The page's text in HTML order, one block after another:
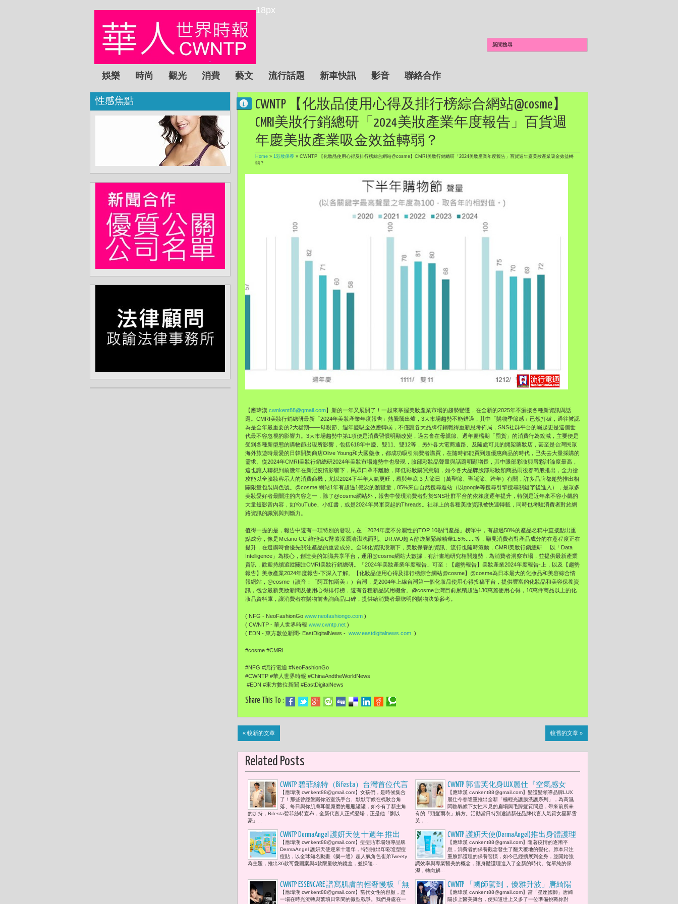
18px
娛樂 時尚 觀光 消費 藝文 流行話題 新車快訊 影音 聯絡合作
CWNTP 【化妝品使用心得及排行榜綜合網站@cosme】
CMRI美妝行銷總研「2024美妝產業年度報告」百貨週
年慶美妝產業吸金效益轉弱？
Home » 1彩妝保養 » CWNTP 【化妝品使用心得及排行榜綜合網站@cosme】CMRI美妝行銷總研「2024美妝產業年度報告」百貨週年慶美妝產業吸金效益轉
弱？
【應瑋漢 cwnkent88@gmail.com】新的一年又展開了！一起來掌握美妝產業市場的趨勢變遷，在全新的2025年不漏接各種新資訊與話
題。CMRI美妝行銷總研最新「2024年美妝產業年度報告」熱騰騰出爐，3大市場趨勢不能錯過，其中「購物季節感」已然打破，過往被認
為是全年最重要的2大檔期——母親節、週年慶吸金效應轉弱，不僅讓各大品牌行銷戰得重新思考佈局，SNS社群平台的崛起更是這個世
代最不容忽視的影響力。3大市場趨勢中第1項便是消費習慣明顯改變，過去會在母親節、週年慶檔期「囤貨」的消費行為銳減，主要便是
受到各種新型態的購物節出現所影響，包括618年中慶、雙11、雙12等，另外各大電商通路、及隨處可見的開架藥妝店，甚至是台灣民眾
海外旅遊時最愛的日韓開架商店Olive Young和大國藥妝，都成功吸引消費者購買，在隨時都能買到超優惠商品的時代，已失去大量採購的
需求。從2024年CMRI美妝行銷總研2024年美妝市場趨勢中也發現，臉部彩妝品聲量與話題明顯增長，其中眼部彩妝與唇彩討論度最高，
這也讓人聯想到前幾年在新冠疫情影響下，民眾口罩不離臉，降低彩妝購買意願，如今各大品牌臉部彩妝類商品雨後春筍般推出，全力搶
攻能以全臉妝容示人的消費商機，尤以2024下半年人氣更旺，應與年底３大節日（萬聖節、聖誕節、跨年）有關，許多品牌都趁勢推出相
關限量包裝與色號。@cosme 網站1年有超過1億次的瀏覽量，85%來自自然搜尋進站（以google等搜尋引擎搜尋關鍵字後進入），是眾多
美妝愛好者最關注的內容之一，除了@cosme網站外，報告中發現消費者對於SNS社群平台的依賴度逐年提升，特別是近年來不容小覷的
大量短影音內容，如YouTube、小紅書，或是2024年異軍突起的Threads。社群上的各種美妝資訊被快速轉載，同時也考驗消費者對於網
路資訊的識別與判斷力。
值得一提的是，報告中還有一項特別的發現，在「2024年度不分屬性的TOP 10熱門產品」榜單中，有超過50%的產品名稱中直接點出重
點成分，像是Ｍelano CC 維他命C酵素深層清潔洗面乳、DR.WU超Ａ醇煥顏緊緻精華1.5%......等，顯見消費者對產品成分的在意程度正在
提升，在選購時會優先關注產品的重要成分。全球化資訊浪潮下，美妝保養的資訊、流行也隨時滾動，CMRI美妝行銷總研 以「Data
Intelligence」為核心，創造美的知識共享平台，運用@cosme網站大數據，有計畫地研究相關趨勢，為消費者洞察市場，並提供最新產業
資訊，歡迎持續追蹤關注CMRI美妝行銷總研。「2024年美妝產業年度報告」可至：【趨勢報告】美妝產業2024年度報告-上，以及【趨勢
報告】美妝產業2024年度報告-下深入了解。【化妝品使用心得及排行榜綜合網站@cosme】@cosme為日本最大的化妝品和美容綜合情
報網站，@cosme（讀音：「阿豆扣斯美」）台灣，是2004年上線台灣第一個化妝品使用心得投稿平台，提供豐富的化妝品和美容保養資
訊，包含最新美妝新聞及使用心得排行榜，還有各種新品試用機會。@cosme台灣目前累積超過130萬篇使用心得，10萬件商品以上的化
妝品資料庫，讓消費者在購物前查詢商品口碑，提供給消費者最聰明的購物決策參考。
( NFG - NeoFashionGo www.neofashiongo.com )
( CWNTP - 華人世界時報 www.cwntp.net )
( EDN - 東方數位新聞- EastDigitalNews - www.eastdigitalnews.com )
#cosme #CMRI
#NFG #流行電通 #NeoFashionGo
#CWNTP #華人世界時報 #ChinaAndtheWorldNews
#EDN #東方數位新聞 #EastDigitalNews
Share This To :
« 較新的文章 較舊的文章 »
Related Posts
CWNTP 碧菲絲特（Bifesta）台灣首位代言
人劉以豪 為妳的素顏幸福發聲 「從好
好卸妝開始，讓自己心動一次。」
【應瑋漢 cwnkent88@gmail.com】女孩們，是時候集合
了！那些曾經盤踞你浴室洗手台、默默守候在梳妝台角
落、每日與你肌膚耳鬢廝磨的瓶瓶罐罐，如今有了新主角
的加持，Bifesta碧菲絲特宣布，全新代言人正式登場，正是他「劉以
豪」...
CWNTP 郭雪芙化身LUX麗仕『空氣感女
神』 親臨西門町分享髮絲養護祕 打破
濕氣髮塌魔咒 頭髮也要穿雨衣
【應瑋漢 cwnkent88@gmail.com】髮護髮領導品牌LUX
麗仕今春隆重推出全新「極輕光護膜洗護系列」，為高濕
悶熱氣候下女性常見的扁塌與毛躁髮質問題，帶來前所未
有的「頭髮雨衣」解方。活動當日特別邀請新任品牌代言人氣質女星郭雪
芙，...
CWNTP DermaAngel 護妍天使 十週年 推出
Tweety限量造型痘痘貼 引爆Z世代收藏熱
潮
【應瑋漢 cwnkent88@gmail.com】痘痘貼市場領導品牌
DermaAngel 護妍天使迎來十週年，特別推出印彩造型痘
痘貼，以全球知名動畫《樂一通》超人氣角色崔弟Tweety
為主題，推出36款可愛圖案與4款限量收納鏡盒，並採隨...
CWNTP 護妍天使(DermaAngel)推出身體護理
新革命 輕保養概念讓油痘肌也能擁有嫩
透美肌
【應瑋漢 cwnkent88@gmail.com】隨著疫情的逐漸平
息，消費者的保養觀念發生了翻天覆地的變化。原本只注
重臉部護理的保養習慣，如今已經擴展到全身，並開始強
調效率與專業醫美的概念，讓身體護理進入了全新的時代。從單純的保
濕，轉向解...
CWNTP ESSENCARE 譜寫肌膚的輕奢慢板「無
齡之美」譜寫科研級輕奢保養序曲
【應瑋漢 cwnkent88@gmail.com】當代女性的容顏，是
一場在時光流轉與繁瑣日常間的微型戰爭。我們身處在一
CWNTP 「國師駕到，優雅升波」唐綺陽
感受「無雙」的美麗進化論
【應瑋漢 cwnkent88@gmail.com】當「星座國師」唐綺
陽步上醫美舞台，便知道世上又多了一位準備挑戰你對
性感焦點